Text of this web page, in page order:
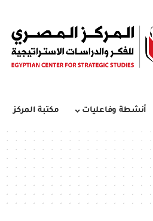
أنشطة وفاعليات مكتبة المركز